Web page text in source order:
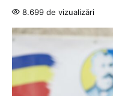
8.699 de vizualizări